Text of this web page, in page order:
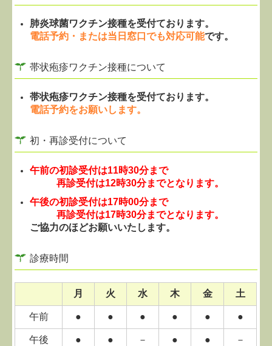
肺炎球菌ワクチン接種を受付ております。
電話予約・または当日窓口でも対応可能です。
帯状疱疹ワクチン接種について
帯状疱疹ワクチン接種を受付ております。
電話予約をお願いします。
初・再診受付について
午前の初診受付は11時30分まで
再診受付は12時30分までとなります。
午後の初診受付は17時00分まで
再診受付は17時30分までとなります。
ご協力のほどお願いいたします。
診療時間
月 火 水 木 金 土
午前 ● ● ● ● ● ●
午後 ● ● － ● ● －